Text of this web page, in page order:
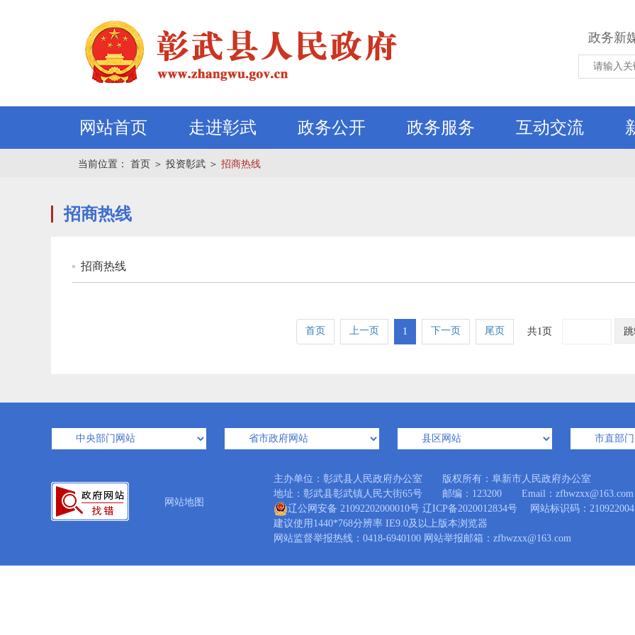
政务新
网站首页 走进彰武 政务公开 政务服务 互动交流
当前位置： 首页 ＞ 投资彰武 ＞ 招商热线
招商热线
招商热线
首页 上一页 1 下一页 尾页 共1页
网站地图
主办单位：彰武县人民政府办公室 版权所有：阜新市人民政府办公室
地址：彰武县彰武镇人民大街65号 邮编：123200 Email：zfbwzxx@163.com
辽公网安备 21092202000010号 辽ICP备2020012834号 网站标识码：
建议使用1440*768分辨率 IE9.0及以上版本浏览器
网站监督举报热线：0418-6940100 网站举报邮箱：zfbwzxx@163.com